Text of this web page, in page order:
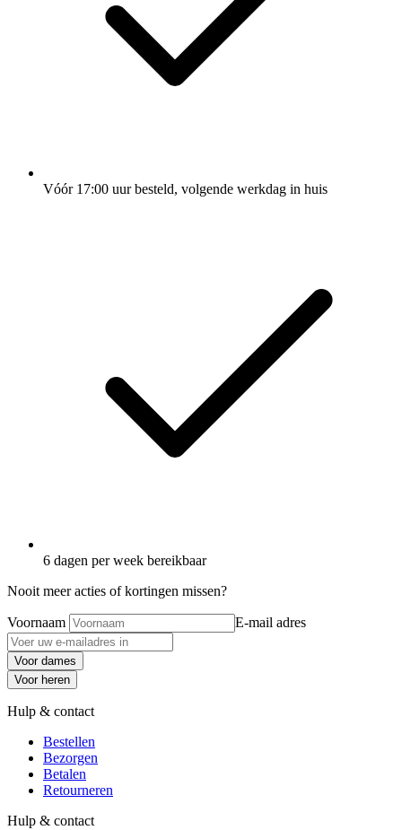
Vóór 17:00 uur besteld, volgende werkdag in huis
6 dagen per week bereikbaar
Nooit meer acties of kortingen missen?
Voornaam E-mail adres
Voor dames
Voor heren
Hulp & contact
Bestellen
Bezorgen
Betalen
Retourneren
Hulp & contact